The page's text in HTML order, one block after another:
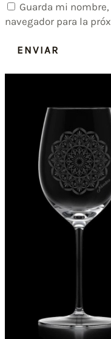
Guarda mi
navegador para la